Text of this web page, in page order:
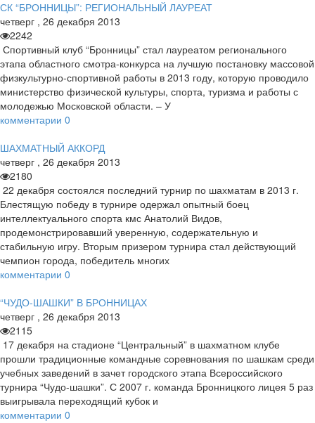
СК “БРОННИЦЫ”: РЕГИОНАЛЬНЫЙ ЛАУРЕАТ
четверг , 26 декабря 2013
2242
Спортивный клуб “Бронницы” стал лауреатом регионального
этапа областного смотра-конкурса на лучшую постановку массовой
физкультурно-спортивной работы в 2013 году, которую проводило
министерство физической культуры, спорта, туризма и работы с
молодежью Московской области. – У
комментарии 0
ШАХМАТНЫЙ АККОРД
четверг , 26 декабря 2013
2180
22 декабря состоялся последний турнир по шахматам в 2013 г.
Блестящую победу в турнире одержал опытный боец
интеллектуального спорта кмс Анатолий Видов,
продемонстрировавший уверенную, содержательную и
стабильную игру. Вторым призером турнира стал действующий
чемпион города, победитель многих
комментарии 0
“ЧУДО-ШАШКИ” В БРОННИЦАХ
четверг , 26 декабря 2013
2115
17 декабря на стадионе “Центральный” в шахматном клубе
прошли традиционные командные соревнования по шашкам среди
учебных заведений в зачет городского этапа Всероссийского
турнира “Чудо-шашки”. С 2007 г. команда Бронницкого лицея 5 раз
выигрывала переходящий кубок и
комментарии 0